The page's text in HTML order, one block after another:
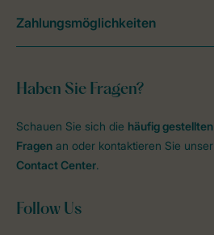
Haben Sie Fragen?
Schauen Sie sich die häufig gestellten
Fragen an oder kontaktieren Sie unser
Contact Center.
Follow Us
Zahlungsmöglichkeiten